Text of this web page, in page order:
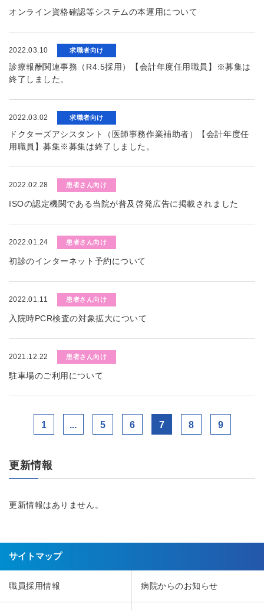
オンライン資格確認等システムの本運用について
2022.03.10 求職者向け
診療報酬関連事務（R4.5採用）【会計年度任用職員】※募集は
終了しました。
2022.03.02 求職者向け
ドクターズアシスタント（医師事務作業補助者）【会計年度任
用職員】募集※募集は終了しました。
2022.02.28 患者さん向け
ISOの認定機関である当院が普及啓発広告に掲載されました
2022.01.24 患者さん向け
初診のインターネット予約について
2022.01.11 患者さん向け
入院時PCR検査の対象拡大について
2021.12.22 患者さん向け
駐車場のご利用について
1 ... 5 6 7 8 9
更新情報
更新情報はありません。
サイトマップ
職員採用情報 病院からのお知らせ